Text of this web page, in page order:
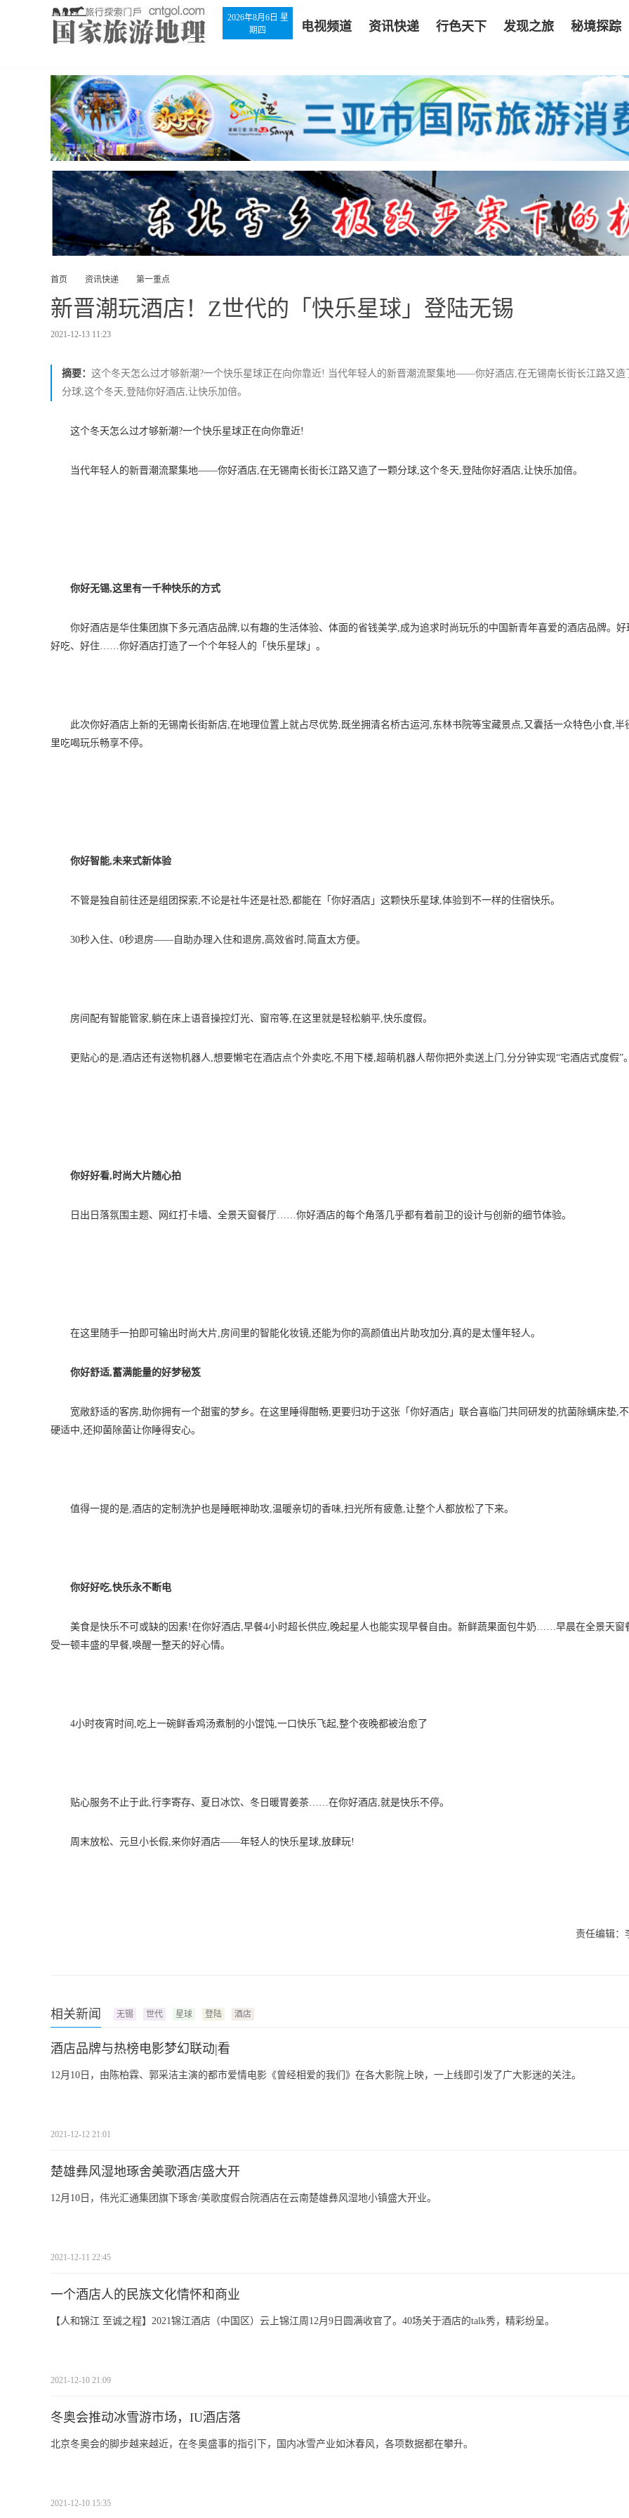
2026年8月6日 星
期四
电视频道 资讯快递 行色天下 发现之旅 秘境探踪
首页 资讯快递 第一重点
新晋潮玩酒店！Z世代的「快乐星球」登陆无锡
2021-12-13 11:23
摘要： 这个冬天怎么过才够新潮?一个快乐星球正在向你靠近! 当代年轻人的新晋潮流聚集地——你好酒店,在无锡南长街长江路又造
分球,这个冬天,登陆你好酒店,让快乐加倍。
这个冬天怎么过才够新潮?一个快乐星球正在向你靠近!
当代年轻人的新晋潮流聚集地——你好酒店,在无锡南长街长江路又造了一颗分球,这个冬天,登陆你好酒店,让快乐加倍。
你好无锡,这里有一千种快乐的方式
你好酒店是华住集团旗下多元酒店品牌,以有趣的生活体验、体面的省钱美学,成为追求时尚玩乐的中国新青年喜爱的酒店品牌。好
好吃、好住……你好酒店打造了一个个年轻人的「快乐星球」。
此次你好酒店上新的无锡南长街新店,在地理位置上就占尽优势,既坐拥清名桥古运河,东林书院等宝藏景点,又囊括一众特色小食,半
里吃喝玩乐畅享不停。
你好智能,未来式新体验
不管是独自前往还是组团探索,不论是社牛还是社恐,都能在「你好酒店」这颗快乐星球,体验到不一样的住宿快乐。
30秒入住、0秒退房——自助办理入住和退房,高效省时,简直太方便。
房间配有智能管家,躺在床上语音操控灯光、窗帘等,在这里就是轻松躺平,快乐度假。
更贴心的是,酒店还有送物机器人,想要懒宅在酒店点个外卖吃,不用下楼,超萌机器人帮你把外卖送上门,分分钟实现“宅酒店式度假”
你好好看,时尚大片随心拍
日出日落氛围主题、网红打卡墙、全景天窗餐厅……你好酒店的每个角落几乎都有着前卫的设计与创新的细节体验。
在这里随手一拍即可输出时尚大片,房间里的智能化妆镜,还能为你的高颜值出片助攻加分,真的是太懂年轻人。
你好舒适,蓄满能量的好梦秘笈
宽敞舒适的客房,助你拥有一个甜蜜的梦乡。在这里睡得酣畅,更要归功于这张「你好酒店」联合喜临门共同研发的抗菌除螨床垫,
硬适中,还抑菌除菌让你睡得安心。
值得一提的是,酒店的定制洗护也是睡眠神助攻,温暖亲切的香味,扫光所有疲惫,让整个人都放松了下来。
你好好吃,快乐永不断电
美食是快乐不可或缺的因素!在你好酒店,早餐4小时超长供应,晚起星人也能实现早餐自由。新鲜蔬果面包牛奶……早晨在全景天窗
受一顿丰盛的早餐,唤醒一整天的好心情。
4小时夜宵时间,吃上一碗鲜香鸡汤煮制的小馄饨,一口快乐飞起,整个夜晚都被治愈了
贴心服务不止于此,行李寄存、夏日冰饮、冬日暖胃姜茶……在你好酒店,就是快乐不停。
周末放松、元旦小长假,来你好酒店——年轻人的快乐星球,放肆玩!
责任编辑：
相关新闻 无锡 世代 星球 登陆 酒店
酒店品牌与热榜电影梦幻联动|看
12月10日，由陈柏霖、郭采洁主演的都市爱情电影《曾经相爱的我们》在各大影院上映，一上线即引发了广大影迷的关注。
2021-12-12 21:01
楚雄彝风湿地琢舍美歌酒店盛大开
12月10日，伟光汇通集团旗下琢舍/美歌度假合院酒店在云南楚雄彝风湿地小镇盛大开业。
2021-12-11 22:45
一个酒店人的民族文化情怀和商业
【人和锦江 至诚之程】2021锦江酒店（中国区）云上锦江周12月9日圆满收官了。40场关于酒店的talk秀，精彩纷呈。
2021-12-10 21:09
冬奥会推动冰雪游市场，IU酒店落
北京冬奥会的脚步越来越近，在冬奥盛事的指引下，国内冰雪产业如沐春风，各项数据都在攀升。
2021-12-10 15:35